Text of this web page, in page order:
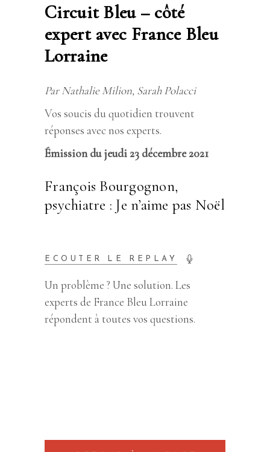
Circuit Bleu – côté
expert avec France Bleu
Lorraine
Par Nathalie Milion, Sarah Polacci
Vos soucis du quotidien trouvent
réponses avec nos experts.
Émission du jeudi 23 décembre 2021
François Bourgognon,
psychiatre : Je n’aime pas Noël
ECOUTER LE REPLAY
Un problème ? Une solution. Les
experts de France Bleu Lorraine
répondent à toutes vos questions.